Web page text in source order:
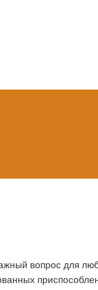
вопрос для